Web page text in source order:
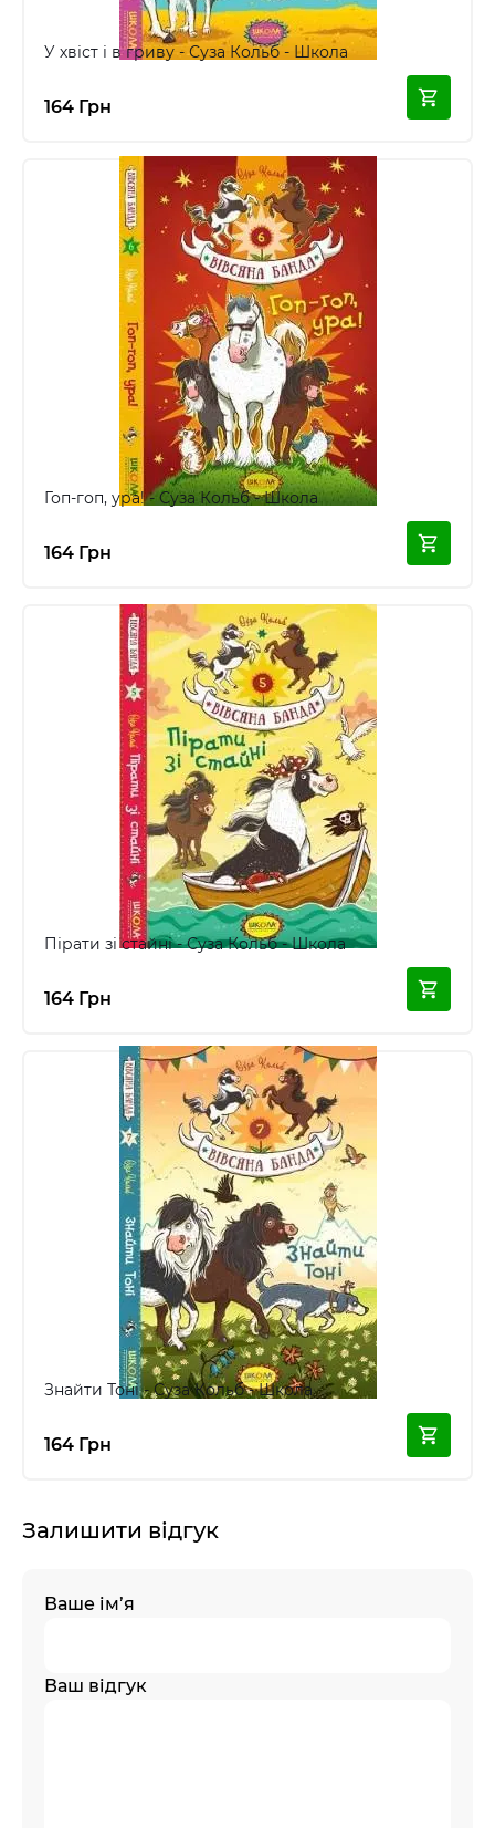
У хвіст і в гриву - Суза Кольб - Школа
164 Грн
Гоп-гоп, ура! - Суза Кольб - Школа
164 Грн
Пірати зі стайні - Суза Кольб - Школа
164 Грн
Знайти Тоні - Суза Кольб - Школа
164 Грн
Залишити відгук
Ваше ім’я
Ваш відгук